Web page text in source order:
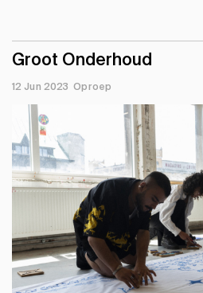
Groot Onderhoud
12 Jun 2023 Oproep